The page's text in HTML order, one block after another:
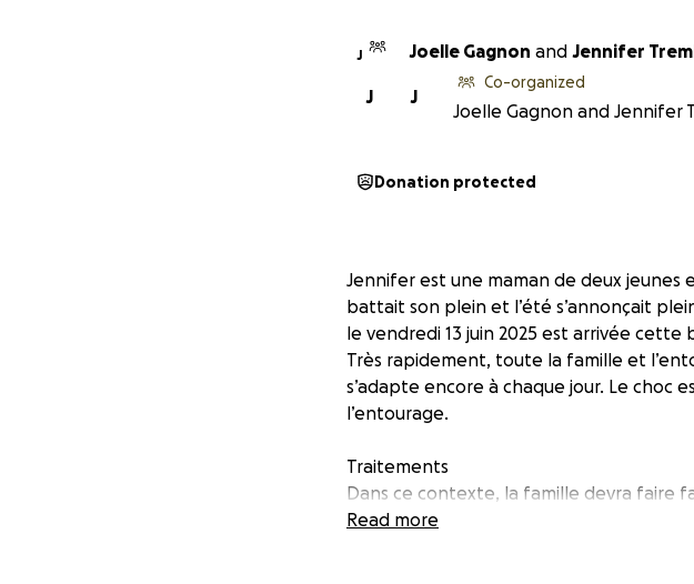
J Joelle Gagnon and Jennifer
J
J
Co-organized
Joelle Gagnon and Jennifer
Donation protected
Jennifer est une maman de deux jeunes
battait son plein et l’été s’annonçait
le vendredi 13 juin 2025 est arrivée
Très rapidement, toute la famille et
s’adapte encore à chaque jour. Le choc
l’entourage.
Traitements
Dans ce contexte, la famille devra faire
insécurité financière et j’en passe.
Read more